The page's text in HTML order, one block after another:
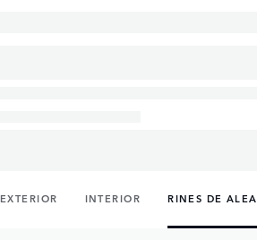
EXTERIOR INTERIOR RINES DE